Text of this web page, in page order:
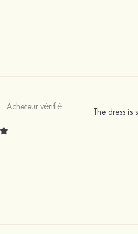
Acheteur vérifié The dress